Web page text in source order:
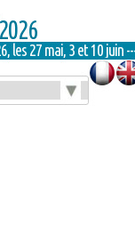
27 mai, 3 et 10 juin